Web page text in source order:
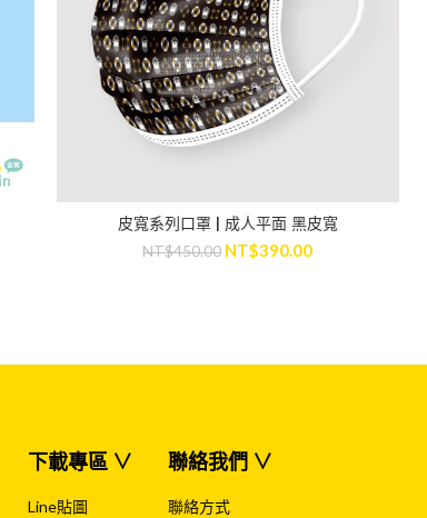
READ MORE
皮寬系列口罩 | 成人平面 黑皮寬
NT$450.00 NT$390.00
下載專區 ∨
Line貼圖
聯絡我們 ∨
聯絡方式